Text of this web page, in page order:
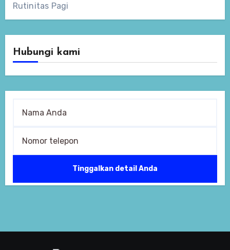
Rutinitas Pagi
Hubungi kami